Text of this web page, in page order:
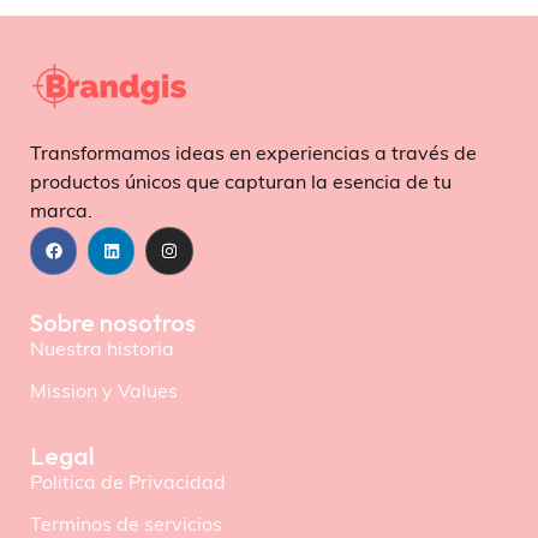
Transformamos ideas en experiencias a través de
productos únicos que capturan la esencia de tu
marca.
Sobre nosotros
Nuestra historia
Mission y Values
Legal
Politica de Privacidad
Terminos de servicios